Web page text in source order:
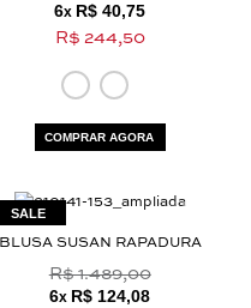
6x R$ 40,75
R$ 244,50
COMPRAR AGORA
BLUSA SUSAN RAPADURA
R$ 1.489,00
6x R$ 124,08